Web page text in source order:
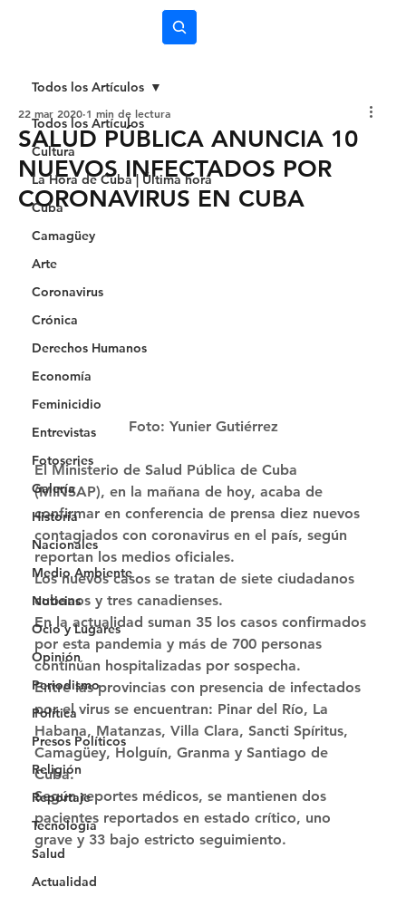
Todos los Artículos
Cultura
La Hora de Cuba | Última hora
Cuba
Camagüey
Arte
Coronavirus
Crónica
Derechos Humanos
Economía
Feminicidio
Entrevistas
Fotoseries
Galería
Historia
Nacionales
Medio Ambiente
Noticias
Ocio y Lugares
Opinión
Periodismo
Política
Presos Políticos
Religión
Reportaje
Tecnología
Salud
Actualidad
Todos los Artículos
SALUD PÚBLICA ANUNCIA 10
NUEVOS INFECTADOS POR
CORONAVIRUS EN CUBA
22 mar 2020 1 min de lectura
Foto: Yunier Gutiérrez
El Ministerio de Salud Pública de Cuba
(MINSAP), en la mañana de hoy, acaba de
confirmar en conferencia de prensa diez nuevos
contagiados con coronavirus en el país, según
reportan los medios oficiales.
Los nuevos casos se tratan de siete ciudadanos
cubanos y tres canadienses.
En la actualidad suman 35 los casos confirmados
por esta pandemia y más de 700 personas
continúan hospitalizadas por sospecha.
Entre las provincias con presencia de infectados
por el virus se encuentran: Pinar del Río, La
Habana, Matanzas, Villa Clara, Sancti Spíritus,
Camagüey, Holguín, Granma y Santiago de
Cuba.
Según reportes médicos, se mantienen dos
pacientes reportados en estado crítico, uno
grave y 33 bajo estricto seguimiento.